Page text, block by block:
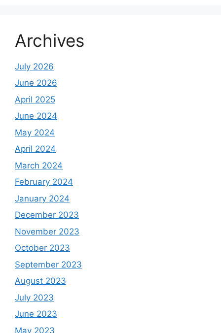
Archives
July 2026
June 2026
April 2025
June 2024
May 2024
April 2024
March 2024
February 2024
January 2024
December 2023
November 2023
October 2023
September 2023
August 2023
July 2023
June 2023
May 2023